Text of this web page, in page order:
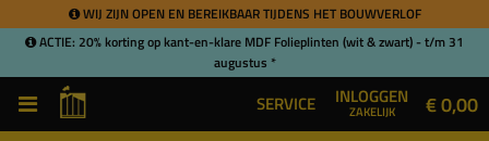
WIJ ZIJN OPEN EN BEREIKBAAR TIJDENS HET BOUWVERLOF
ACTIE: 20% korting op kant-en-klare MDF Folieplinten (wit & zwart) - t/m 31
augustus *
SERVICE INLOGGEN
ZAKELIJK € 0,00